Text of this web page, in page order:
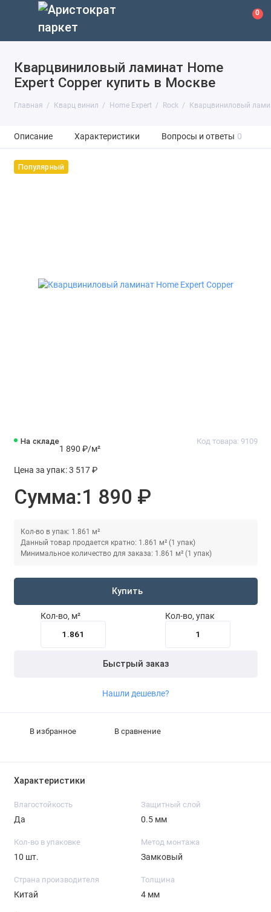
0
Кварцвиниловый ламинат Home
Expert Copper купить в Москве
Главная Кварц винил Home Expert Rock Кварцвиниловый
Описание Характеристики Вопросы и ответы 0
Популярный
На складе Код товара: 9109
1 890 ₽/м²
Цена за упак: 3 517 ₽
Сумма:1 890 ₽
Кол-во в упак: 1.861 м²
Данный товар продается кратно: 1.861 м² (1 упак)
Минимальное количество для заказа: 1.861 м² (1 упак)
Купить
Кол-во, м² Кол-во, упак
Быстрый заказ
Нашли дешевле?
В избранное В сравнение
Характеристики
Влагостойкость
Да
Защитный слой
0.5 мм
Кол-во в упаковке
10 шт.
Метод монтажа
Замковый
Страна производителя
Китай
Толщина
4 мм